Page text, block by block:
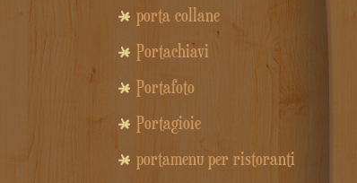
porta collane
Portachiavi
Portafoto
Portagioie
portamenu per ristoranti